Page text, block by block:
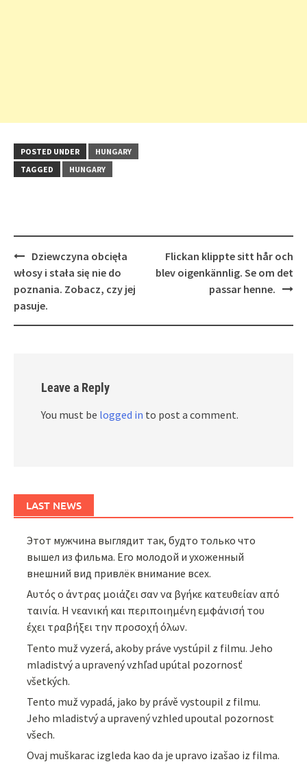
POSTED UNDER
HUNGARY
TAGGED
HUNGARY
Post
navigation
Dziewczyna obcięła
włosy i stała się nie do
poznania. Zobacz, czy jej
pasuje.
Flickan klippte sitt hår och
blev oigenkännlig. Se om det
passar henne.
Leave a Reply
You must be logged in to post a comment.
LAST NEWS
Этот мужчина выглядит так, будто только что
вышел из фильма. Его молодой и ухоженный
внешний вид привлёк внимание всех.
Αυτός ο άντρας μοιάζει σαν να βγήκε κατευθείαν από
ταινία. Η νεανική και περιποιημένη εμφάνισή του
έχει τραβήξει την προσοχή όλων.
Tento muž vyzerá, akoby práve vystúpil z filmu. Jeho
mladistvý a upravený vzhľad upútal pozornosť
všetkých.
Tento muž vypadá, jako by právě vystoupil z filmu.
Jeho mladistvý a upravený vzhled upoutal pozornost
všech.
Ovaj muškarac izgleda kao da je upravo izašao iz filma.